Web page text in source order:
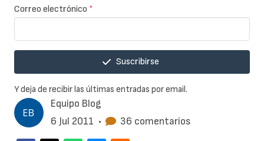
Equipo Blog
6 Jul 2011 • 36 comentarios
Correo electrónico *
Suscribirse
Y deja de recibir las últimas entradas por email.